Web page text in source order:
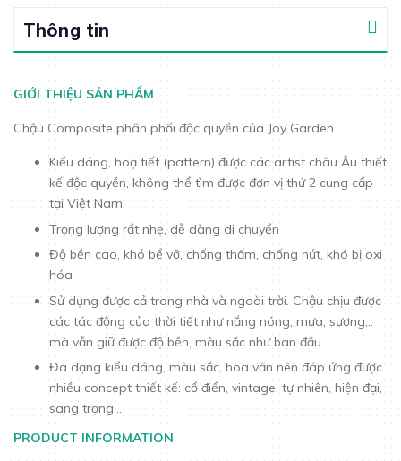
Thông tin
GIỚI THIỆU SẢN PHẨM
Chậu Composite phân phối độc quyền của Joy Garden
Kiểu dáng, hoạ tiết (pattern) được các artist châu Âu thiết
kế độc quyền, không thể tìm được đơn vị thứ 2 cung cấp
tại Việt Nam
Trọng lượng rất nhẹ, dễ dàng di chuyển
Độ bền cao, khó bể vỡ, chống thấm, chống nứt, khó bị oxi
hóa
Sử dụng được cả trong nhà và ngoài trời. Chậu chịu được
các tác động của thời tiết như nắng nóng, mưa, sương,..
mà vẫn giữ được độ bền, màu sắc như ban đầu
Đa dạng kiểu dáng, màu sắc, hoa văn nên đáp ứng được
nhiều concept thiết kế: cổ điển, vintage, tự nhiên, hiện đại,
sang trọng…
PRODUCT INFORMATION